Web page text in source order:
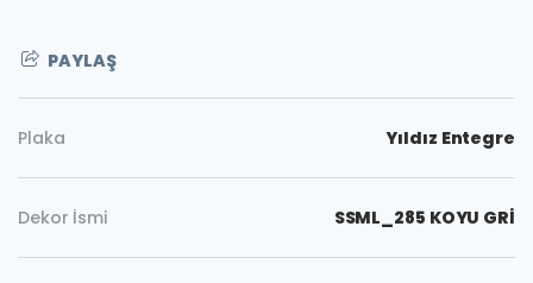
PAYLAŞ
Plaka Yıldız Entegre
Dekor İsmi SSML_285 KOYU GRİ